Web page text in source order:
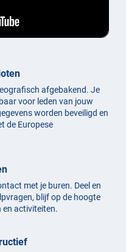
afgebakend. Je
voor leden van jouw
worden beveiligd en
de Europese
met je buren. Deel en
blijf op de hoogte
en activiteiten.